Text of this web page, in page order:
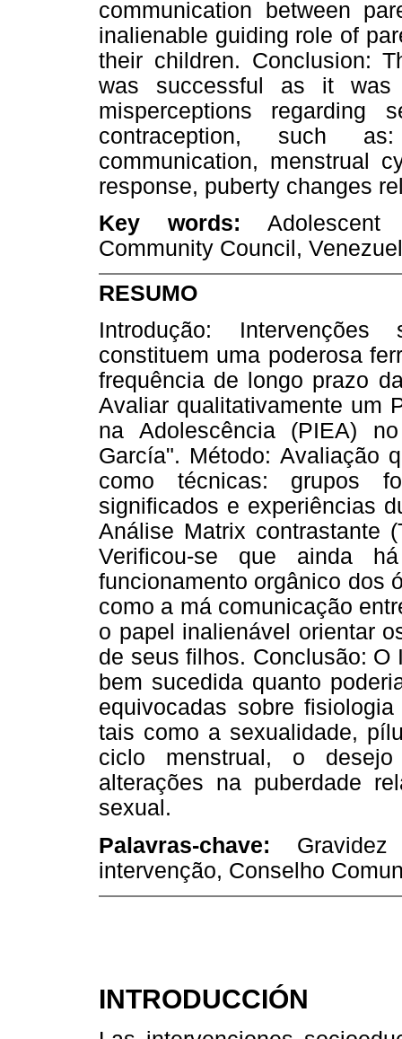
communication between
inalienable guiding role of
their children. Conclusion:
was successful as it was
misperceptions regarding
contraception, such
communication, menstrual
response, puberty changes
Key words: Adolescent
Community Council,
RESUMO
Introdução: Intervenções
constituem uma poderosa
frequência de longo prazo
Avaliar qualitativamente um
na Adolescência (PIEA)
García". Método: Avaliação
como técnicas: grupos
significados e experiências
Análise Matrix contrastante
Verificou-se que ainda
funcionamento orgânico dos
como a má comunicação
o papel inalienável orientar
de seus filhos. Conclusão:
bem sucedida quanto
equivocadas sobre
tais como a sexualidade,
ciclo menstrual, o desejo
alterações na puberdade
sexual.
Palavras-chave: Gravidez
intervenção, Conselho
INTRODUCCIÓN